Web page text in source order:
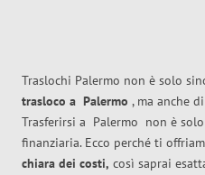
Traslochi Palermo non è solo
trasloco a Palermo , ma anche
Trasferirsi a Palermo non è
finanziaria. Ecco perché ti
chiara dei costi, così saprai